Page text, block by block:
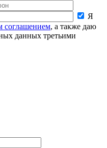
Я
соглашением, а также даю
данных третьими